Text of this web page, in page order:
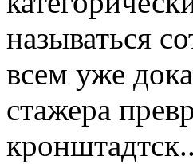
называться
всем уже
стажера